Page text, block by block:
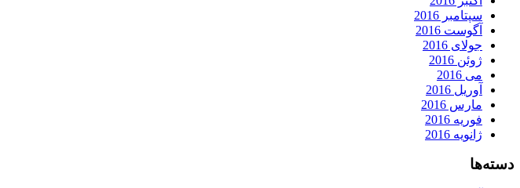
سپتامبر 2016
آگوست 2016
جولای 2016
ژوئن 2016
می 2016
آوریل 2016
مارس 2016
فوریه 2016
ژانویه 2016
دسته‌ها